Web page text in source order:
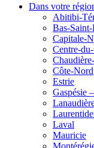
Dans votre
Abitibi-
Bas-
Capitale-
Centre-
Côte-Nord
Estrie
Gaspésie
Laval
Mauricie